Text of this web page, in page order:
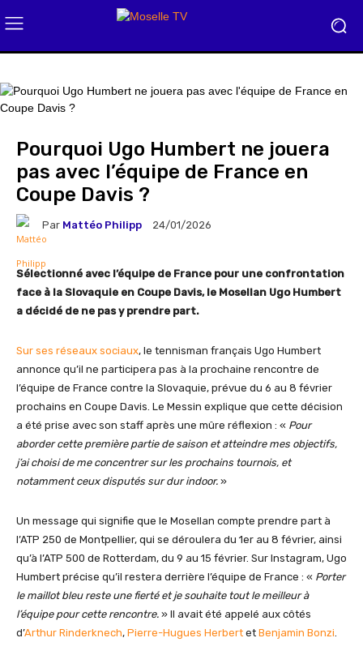
Pourquoi Ugo Humbert ne jouera
pas avec l’équipe de France en
Coupe Davis ?
Par Mattéo Philipp 24/01/2026
Sélectionné avec l’équipe de France pour une confrontation
face à la Slovaquie en Coupe Davis, le Mosellan Ugo Humbert
a décidé de ne pas y prendre part.
Sur ses réseaux sociaux, le tennisman français Ugo Humbert
annonce qu’il ne participera pas à la prochaine rencontre de
l’équipe de France contre la Slovaquie, prévue du 6 au 8 février
prochains en Coupe Davis. Le Messin explique que cette décision
a été prise avec son staff après une mûre réflexion : « Pour
aborder cette première partie de saison et atteindre mes objectifs,
j’ai choisi de me concentrer sur les prochains tournois, et
notamment ceux disputés sur dur indoor. »
Un message qui signifie que le Mosellan compte prendre part à
l’ATP 250 de Montpellier, qui se déroulera du 1er au 8 février, ainsi
qu’à l’ATP 500 de Rotterdam, du 9 au 15 février. Sur Instagram, Ugo
Humbert précise qu’il restera derrière l’équipe de France : « Porter
le maillot bleu reste une fierté et je souhaite tout le meilleur à
l’équipe pour cette rencontre. » Il avait été appelé aux côtés
d’Arthur Rinderknech, Pierre-Hugues Herbert et Benjamin Bonzi.